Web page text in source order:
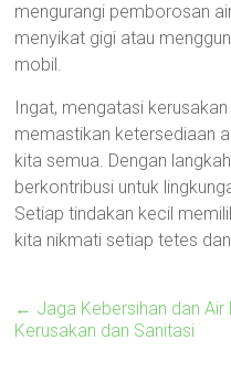
mengurangi pemborosan
menyikat gigi atau
mobil.
Ingat, mengatasi
memastikan ketersediaan
kita semua. Dengan
berkontribusi untuk
Setiap tindakan kecil
kita nikmati setiap tetes
← Jaga Kebersihan dan Air
Kerusakan dan Sanitasi